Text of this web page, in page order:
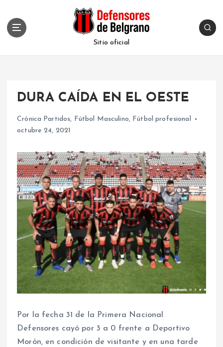
Sitio oficial
DURA CAÍDA EN EL OESTE
Crónica Partidos, Fútbol Masculino, Fútbol profesional
octubre 24, 2021
Por la fecha 31 de la Primera Nacional
Defensores cayó por 3 a 0 frente a Deportivo
Morón, en condición de visitante y en una tarde